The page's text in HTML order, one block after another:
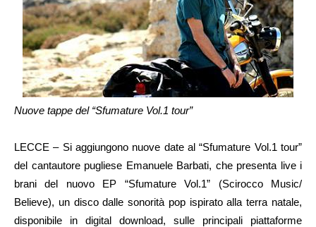
Nuove tappe del “Sfumature Vol.1 tour”
LECCE – Si aggiungono nuove date al “Sfumature Vol.1 tour”
del cantautore pugliese Emanuele Barbati, che presenta live i
brani del nuovo EP “Sfumature Vol.1” (Scirocco Music/
Believe), un disco dalle sonorità pop ispirato alla terra natale,
disponibile in digital download, sulle principali piattaforme